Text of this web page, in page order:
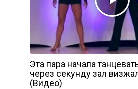
Эта пара начала
через секунду зал
(Видео)